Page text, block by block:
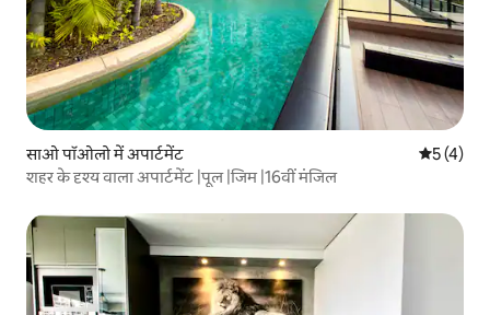
साओ पॉओलो में अपार्टमेंट औसत रेटिंग
5 (4)
शहर के दृश्य वाला अपार्टमेंट |पूल |जिम |16वीं मंजिल